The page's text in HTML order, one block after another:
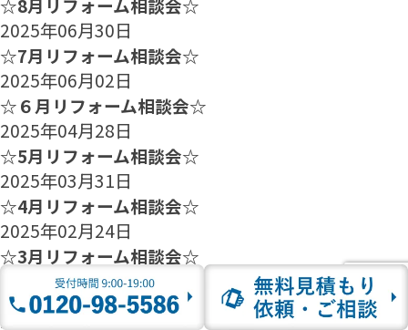
☆8月リフォーム相談会☆
2025年06月30日
☆7月リフォーム相談会☆
2025年06月02日
☆６月リフォーム相談会☆
2025年04月28日
☆5月リフォーム相談会☆
2025年03月31日
☆4月リフォーム相談会☆
2025年02月24日
☆3月リフォーム相談会☆
2025年01月27日
☆2月のリフォーム相談会のご案内☆